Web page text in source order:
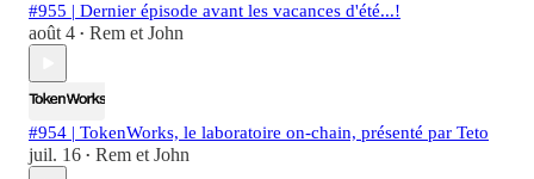
#955 | Dernier épisode avant les vacances d'été...!
août 4 • Rem et John
#954 | TokenWorks, le laboratoire on-chain, présenté par Teto
juil. 16 • Rem et John